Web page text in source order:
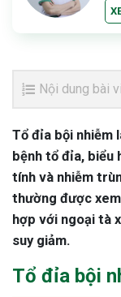
Nội dung bài
Tổ đỉa bội nhiễm
bệnh tổ đỉa, biểu
tính và nhiễm
thường được
hợp với ngoại tà
suy giảm.
Tổ đỉa bội